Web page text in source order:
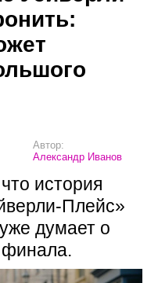
Автор:
Александр Иванов
история
Плейс»
думает о
финала.